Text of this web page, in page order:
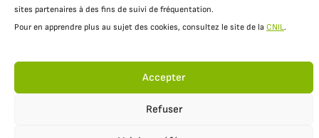
sites partenaires à des fins de suivi de fréquentation.
Pour en apprendre plus au sujet des cookies, consultez le site de la CNIL.
Accepter
Refuser
Politique de confidentialité